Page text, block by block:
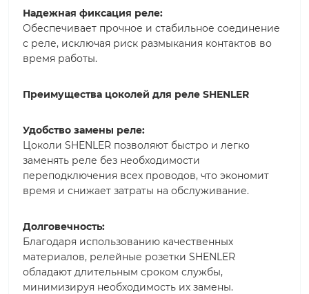
Надежная фиксация реле:
Обеспечивает прочное и стабильное соединение
с реле, исключая риск размыкания контактов во
время работы.
Преимущества цоколей для реле SHENLER
Удобство замены реле:
Цоколи SHENLER позволяют быстро и легко
заменять реле без необходимости
переподключения всех проводов, что экономит
время и снижает затраты на обслуживание.
Долговечность:
Благодаря использованию качественных
материалов, релейные розетки SHENLER
обладают длительным сроком службы,
минимизируя необходимость их замены.